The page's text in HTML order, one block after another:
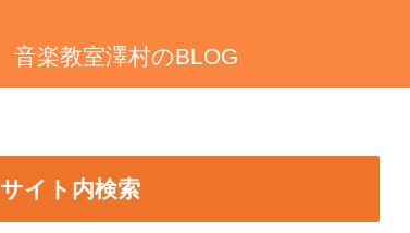
音楽教室澤村のBLOG
サイト内検索